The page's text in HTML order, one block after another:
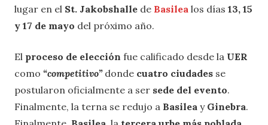
lugar en el St. Jakobshalle de Basilea los días 13, 15
y 17 de mayo del próximo año.
El proceso de elección fue calificado desde la UER
como “competitivo” donde cuatro ciudades se
postularon oficialmente a ser sede del evento.
Finalmente, la terna se redujo a Basilea y Ginebra.